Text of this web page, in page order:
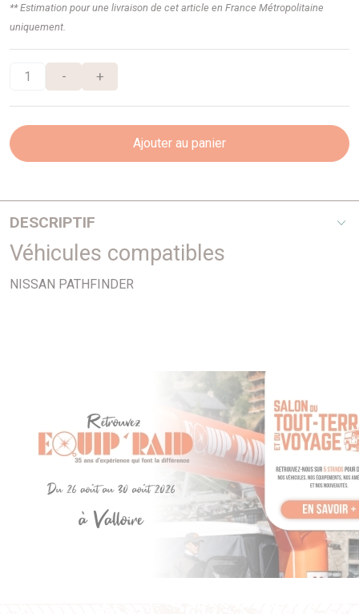
** Estimation pour une livraison de cet article en France Métropolitaine
uniquement.
- +
Ajouter au panier
DESCRIPTIF
Cet article se monte sur les modèles suivants : - NISSAN
Pathfinder 2,5Di et 4,0i 05- R51
Véhicules compatibles
NISSAN PATHFINDER